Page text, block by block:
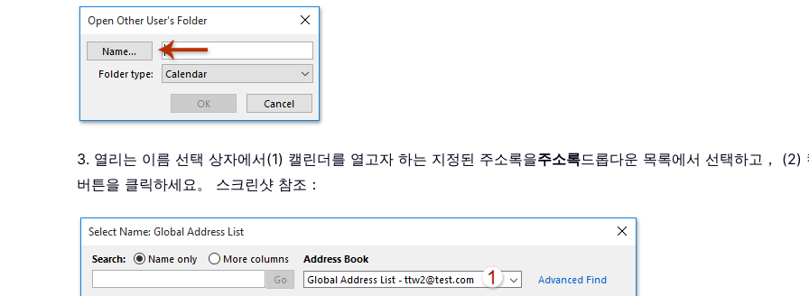
3. 열리는 이름 선택 상자에서(1) 캘린더를 열고자 하는 지정된 주소록을주소록드롭다운 목록에서 선택하고，
버튼을 클릭하세요。 스크린샷 참조：